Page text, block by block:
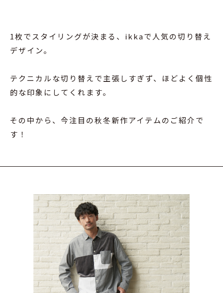
1枚でスタイリングが決まる、ikkaで人気の切り替え
デザイン。
テクニカルな切り替えで主張しすぎず、ほどよく個性
的な印象にしてくれます。
その中から、今注目の秋冬新作アイテムのご紹介で
す！